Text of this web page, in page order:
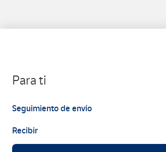
Para ti
Seguimiento de envío
Recibir